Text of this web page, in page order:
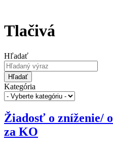
Tlačivá
Hľadať
Hľadať
Kategória
Žiadosť o zníženie/
za KO